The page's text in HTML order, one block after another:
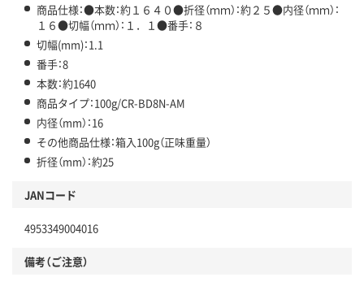
商品仕様：●本数：約１６４０●折径（ｍｍ）：約２５●内径（ｍｍ）：
１６●切幅（ｍｍ）：１．１●番手：８
切幅(mm)：1.1
番手：8
本数：約1640
商品タイプ：100g/CR-BD8N-AM
内径（mm）：16
その他商品仕様：箱入100g（正味重量）
折径（mm）：約25
JANコード
4953349004016
備考（ご注意）